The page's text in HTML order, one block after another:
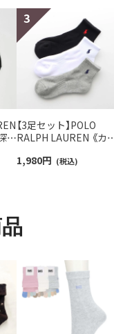
履
【3足セット】POLO
RALPH LAUREN 《カ
アーチサポート ワンポ
1,980円 (税込)